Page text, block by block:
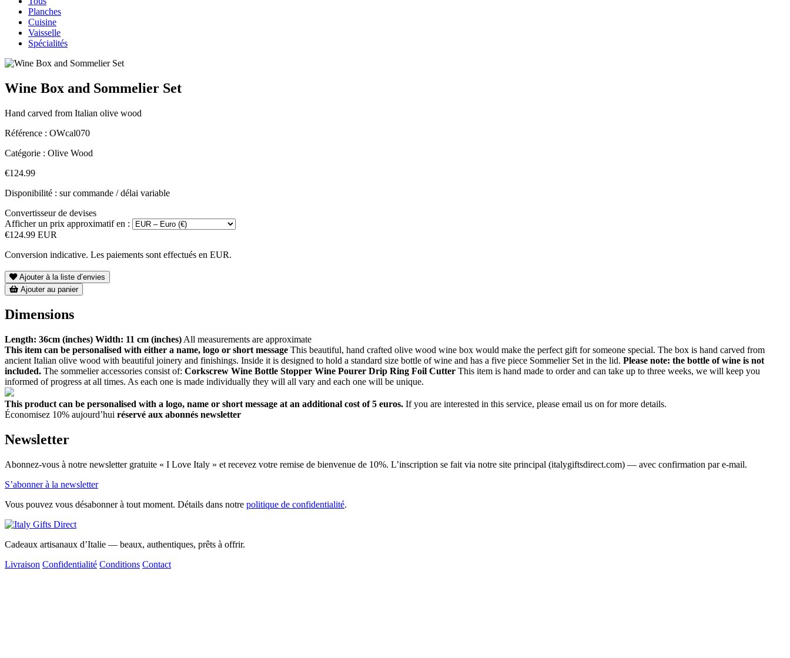
Planches
Cuisine
Vaisselle
Spécialités
Wine Box and Sommelier Set
Hand carved from Italian olive wood
Référence : OWcal070
Catégorie : Olive Wood
€124.99
Disponibilité : sur commande / délai variable
Convertisseur de devises
Afficher un prix approximatif en :
€124.99 EUR
Conversion indicative. Les paiements sont effectués en EUR.
Ajouter à la liste d’envies
Ajouter au panier
Dimensions
Length: 36cm (inches) Width: 11 cm (inches) All measurements are approximate
This item can be personalised with either a name, logo or short message This beautiful, hand crafted olive wood wine box would make the perfect gift for someone special. The box is hand carved from
ancient Italian olive wood with beautiful joinery and finishings. Inside it is designed to hold a standard size bottle of wine and has a five piece Sommelier Set in the lid. Please note: the bottle of wine is not
included. The sommelier accessories consist of: Corkscrew Wine Bottle Stopper Wine Pourer Drip Ring Foil Cutter This item is hand made to order and can take up to three weeks, we will keep you
informed of progress at all times. As each one is made individually they will all vary and each one will be unique.
This product can be personalised with a logo, name or short message at an additional cost of 5 euros. If you are interested in this service, please email us on for more details.
Économisez 10% aujourd’hui réservé aux abonnés newsletter
Newsletter
Abonnez-vous à notre newsletter gratuite « I Love Italy » et recevez votre remise de bienvenue de 10%. L’inscription se fait via notre site principal (italygiftsdirect.com) — avec confirmation par e-mail.
S’abonner à la newsletter
Vous pouvez vous désabonner à tout moment. Détails dans notre politique de confidentialité.
Cadeaux artisanaux d’Italie — beaux, authentiques, prêts à offrir.
Livraison Confidentialité Conditions Contact